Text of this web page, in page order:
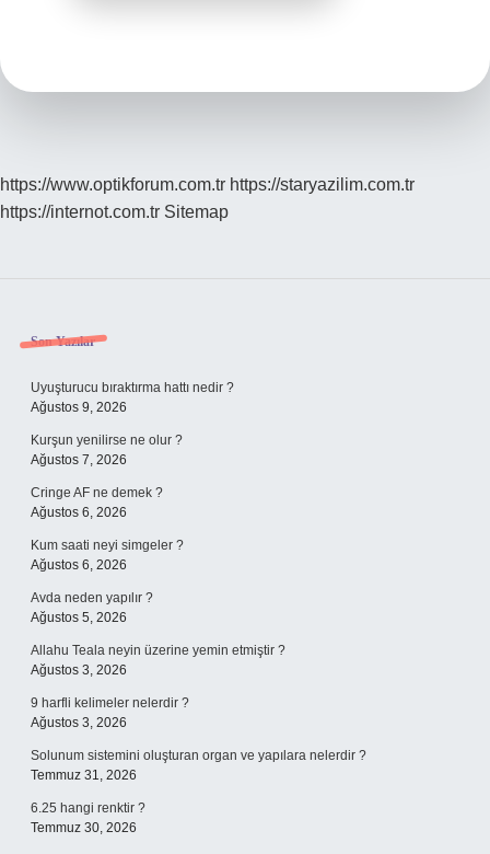
https://www.optikforum.com.tr https://staryazilim.com.tr
https://internot.com.tr Sitemap
Sidebar
Son Yazılar
Uyuşturucu bıraktırma hattı nedir ?
Ağustos 9, 2026
Kurşun yenilirse ne olur ?
Ağustos 7, 2026
Cringe AF ne demek ?
Ağustos 6, 2026
Kum saati neyi simgeler ?
Ağustos 6, 2026
Avda neden yapılır ?
Ağustos 5, 2026
Allahu Teala neyin üzerine yemin etmiştir ?
Ağustos 3, 2026
9 harfli kelimeler nelerdir ?
Ağustos 3, 2026
Solunum sistemini oluşturan organ ve yapılara nelerdir ?
Temmuz 31, 2026
6.25 hangi renktir ?
Temmuz 30, 2026